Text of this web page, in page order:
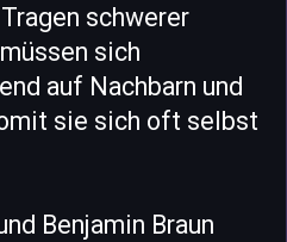
schwerer
sich
auf Nachbarn und
sie sich oft selbst
Benjamin Braun